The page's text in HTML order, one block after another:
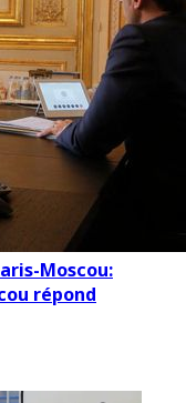
Moscou:
répond